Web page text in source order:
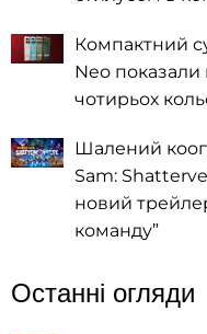
Компактний
Neo показали
чотирьох
Шалений
Sam:
новий
команду”
Останні огляди